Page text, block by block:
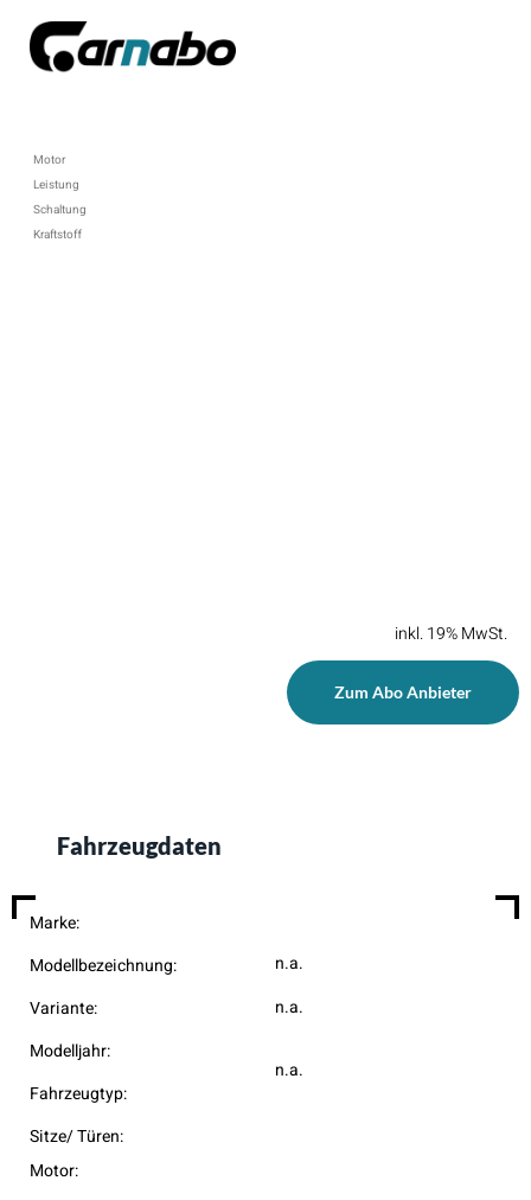
Motor
Leistung
Schaltung
Kraftstoff
inkl. 19% MwSt.
Zum Abo Anbieter
Fahrzeugdaten
Marke:
Modellbezeichnung:
Variante:
Modelljahr:
Fahrzeugtyp:
Sitze/ Türen:
n.a.
n.a.
n.a.
Motor: